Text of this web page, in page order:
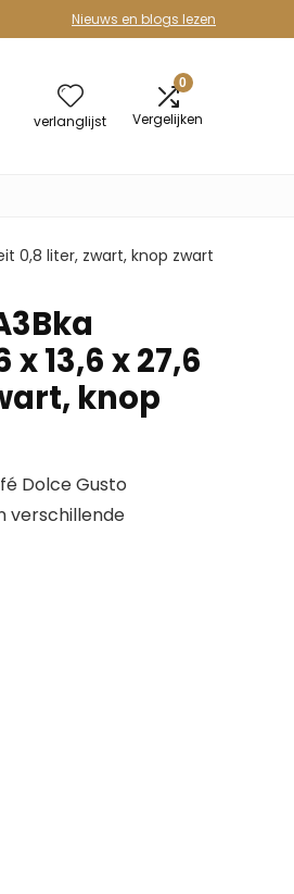
Nieuws en blogs lezen
verlanglijst
0
Vergelijken
0,8 liter, zwart, knop zwart
13,6 x 27,6
knop
Dolce Gusto
verschillende